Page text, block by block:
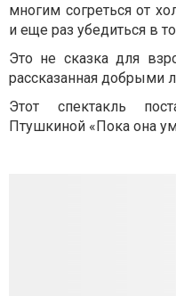
многим согреться от
и еще раз убедиться в
Это не сказка для
рассказанная
Этот спектакль
Птушкиной «Пока она